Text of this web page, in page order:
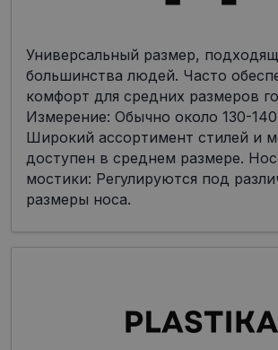
Универсальный размер,
большинства людей. Часто
комфорт для средних размеров
Измерение: Обычно около 130-
Широкий ассортимент стилей и
доступен в среднем размере.
мостики: Регулируются под
размеры носа.